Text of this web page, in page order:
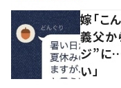
嫁「こ
義父か
ジ”に…
い」